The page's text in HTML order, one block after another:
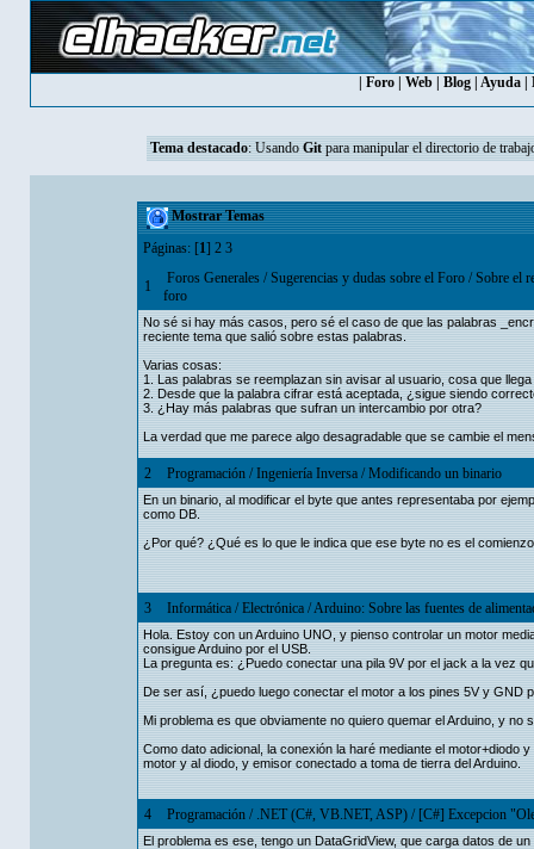
Foro Web Blog Ayuda
Tema destacado: Usando Git para manipular el directorio de
Mostrar Temas
Páginas: [1] 2 3
1 Foros Generales/Sugerencias y dudas sobre el Foro/Sobre el
foro
No sé si hay más casos, pero sé el caso de que las palabras
reciente tema que salió sobre estas palabras.
Varias cosas:
1. Las palabras se reemplazan sin avisar al usuario, cosa que
2. Desde que la palabra cifrar está aceptada, ¿sigue siendo
3. ¿Hay más palabras que sufran un intercambio por otra?
La verdad que me parece algo desagradable que se cambie el
2 Programación/Ingeniería Inversa/Modificando un binario
En un binario, al modificar el byte que antes representaba por
como DB.
¿Por qué? ¿Qué es lo que le indica que ese byte no es el
3 Informática/Electrónica/Arduino: Sobre las fuentes de
Hola. Estoy con un Arduino UNO, y pienso controlar un motor
consigue Arduino por el USB.
La pregunta es: ¿Puedo conectar una pila 9V por el jack a la vez
De ser así, ¿puedo luego conectar el motor a los pines 5V y GND
Mi problema es que obviamente no quiero quemar el Arduino, y no
Como dato adicional, la conexión la haré mediante el motor+diodo
motor y al diodo, y emisor conectado a toma de tierra del Arduino.
4 Programación/ .NET (C#, VB.NET, ASP)/ [C#] Excepcion
El problema es ese, tengo un DataGridView, que carga datos de